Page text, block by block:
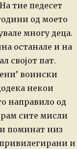
тие педесет
од моето
многу деца.
останале и на
својот пат.
воински
некои
направило од
сите мисли
поминат низ
и